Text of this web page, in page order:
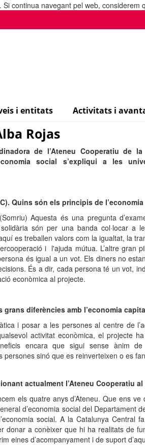
continua navegant pel web, considerem
i entitats Activitats i
Rojas
de l’Ateneu Cooperatiu de
social s’expliqui a les
Quins són els principis de
(Somriu) Aquesta és una pregunta
solidària són per una banda col·locar a
es treballen valors com la igualtat, la
i l'ajuda mútua. L’altre gran
és igual a un vot. Els diners no
És a dir, cada persona té un vot,
econòmica al projecte.
grans diferències amb l’economia
i posar a les persones al centre de
activitat econòmica, el projecte
encara que sigui sense ànim
persones sinó que es reinverteixen o es
actualment l’Ateneu Cooperatiu
els quatre anys d’Ateneu. Que ens
d’economia social del Departament
social. A la Catalunya Central
donar a conèixer que hi ha realitats de
eines d’acompanyament i de suport